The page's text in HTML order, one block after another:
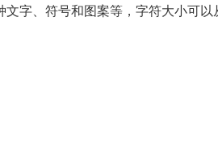
字、符号和图案等，字符大小可